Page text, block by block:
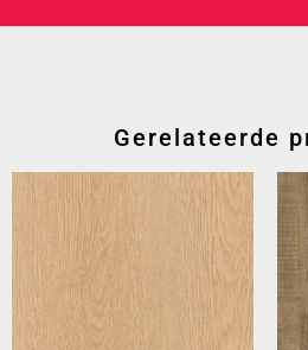
Gerelateerde